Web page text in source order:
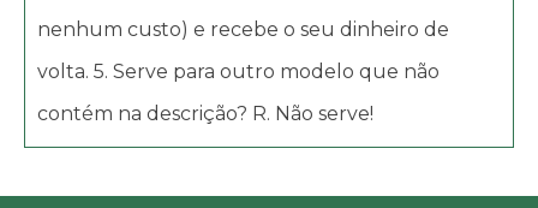
nenhum custo) e recebe o seu dinheiro de
volta. 5. Serve para outro modelo que não
contém na descrição? R. Não serve!